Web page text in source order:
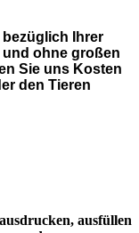
bezüglich Ihrer
und ohne großen
Sie uns Kosten
den Tieren
ausfüllen